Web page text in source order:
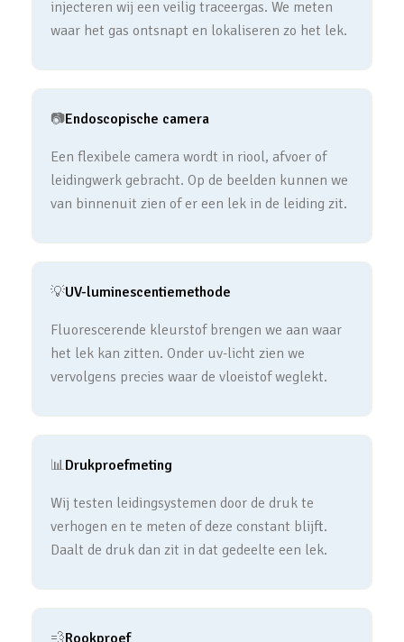
injecteren wij een veilig traceergas. We meten
waar het gas ontsnapt en lokaliseren zo het lek.
📷Endoscopische camera
Een flexibele camera wordt in riool, afvoer of
leidingwerk gebracht. Op de beelden kunnen we
van binnenuit zien of er een lek in de leiding zit.
💡UV-luminescentiemethode
Fluorescerende kleurstof brengen we aan waar
het lek kan zitten. Onder uv-licht zien we
vervolgens precies waar de vloeistof weglekt.
📊Drukproefmeting
Wij testen leidingsystemen door de druk te
verhogen en te meten of deze constant blijft.
Daalt de druk dan zit in dat gedeelte een lek.
💨Rookproef